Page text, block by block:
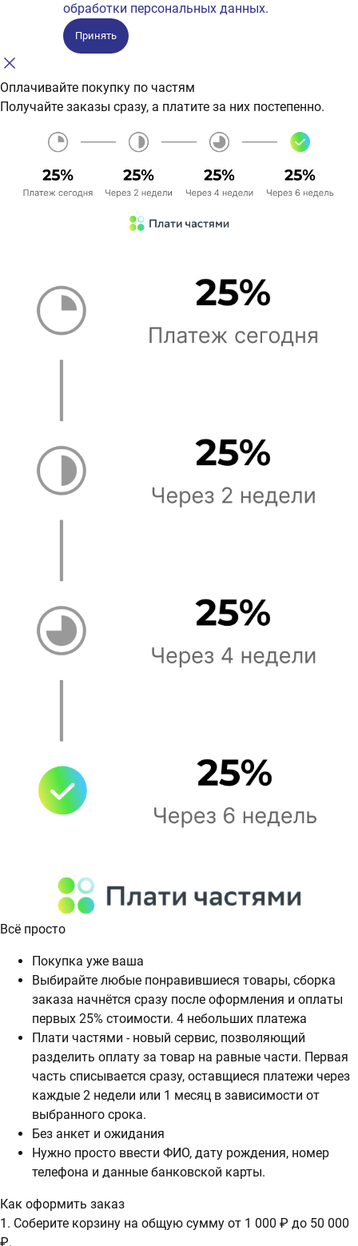
обработки персональных данных.
Принять
Оплачивайте покупку по частям
Получайте заказы сразу, а платите за них постепенно.
Всё просто
Покупка уже ваша
Выбирайте любые понравившиеся товары, сборка
заказа начнётся сразу после оформления и оплаты
первых 25% стоимости. 4 небольших платежа
Плати частями - новый сервис, позволяющий
разделить оплату за товар на равные части. Первая
часть списывается сразу, оставщиеся платежи через
каждые 2 недели или 1 месяц в зависимости от
выбранного срока.
Без анкет и ожидания
Нужно просто ввести ФИО, дату рождения, номер
телефона и данные банковской карты.
Как оформить заказ
1. Соберите корзину на общую сумму от 1 000 ₽ до 50 000
₽.